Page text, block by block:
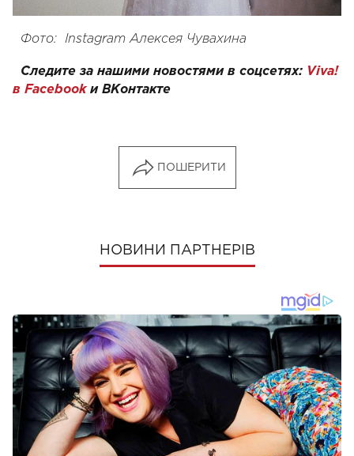
Фото: Instagram Алексея Чувахина
Следите за нашими новостями в соцсетях: Viva!
в Facebook и ВКонтакте
ПОШЕРИТИ
НОВИНИ ПАРТНЕРІВ